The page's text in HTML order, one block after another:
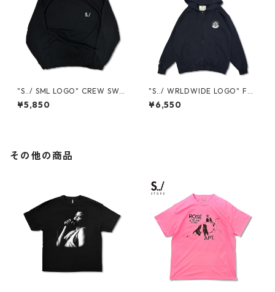
"S../ SML LOGO" CREW SWE
AT
¥5,850
"S../ WRLDWIDE LOGO" FUL
LZIP SWEAT HOODIE
¥6,550
その他の商品